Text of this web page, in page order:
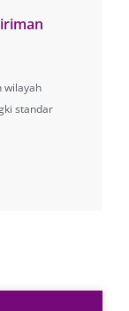
wilayah
standar